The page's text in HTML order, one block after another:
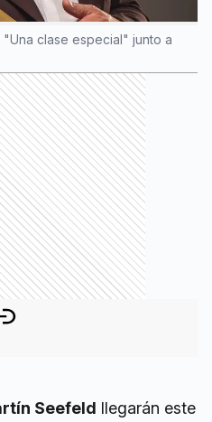
clase especial" junto a
Seefeld llegarán este